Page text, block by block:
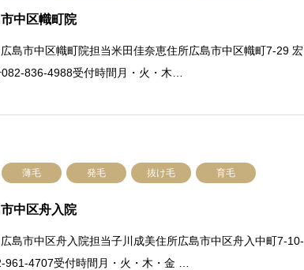
中区幟町院
広島市中区幟町院担当米田佳奈恵住所広島市中区幟町7-29 宏
836-4988受付時間月・火・木…
薄毛 発毛 抜け毛 育毛
中区舟入院
広島市中区舟入院担当子川成美住所広島市中区舟入中町7-10-
961-4707受付時間月・火・木・金 …